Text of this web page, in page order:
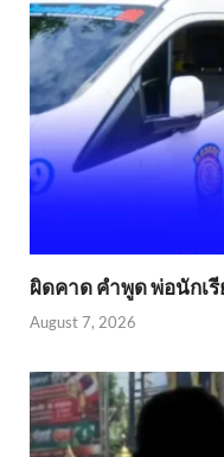
ผิดคาด คำพูด พ่อนักเ
August 7, 2026